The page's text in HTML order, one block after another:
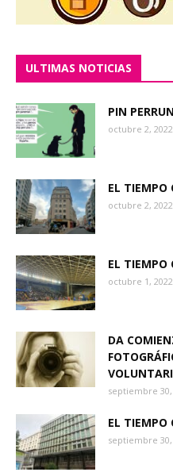
ULTIMAS NOTICIAS
PIN
octubre 2, 2022
EL TIEMPO
octubre 2, 2022
EL TIEMPO
octubre 1, 2022
DA
septiembre 30,
EL TIEMPO
septiembre 30,